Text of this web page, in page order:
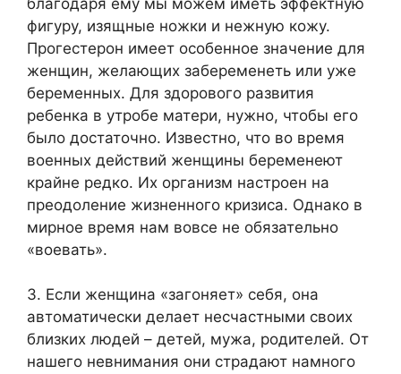
фигуру, изящные ножки и нежную кожу.
Прогестерон имеет особенное значение для
женщин, желающих забеременеть или уже
беременных. Для здорового развития
ребенка в утробе матери, нужно, чтобы его
было достаточно. Известно, что во время
военных действий женщины беременеют
крайне редко. Их организм настроен на
преодоление жизненного кризиса. Однако в
мирное время нам вовсе не обязательно
«воевать».
3. Если женщина «загоняет» себя, она
автоматически делает несчастными своих
близких людей – детей, мужа, родителей. От
нашего невнимания они страдают намного